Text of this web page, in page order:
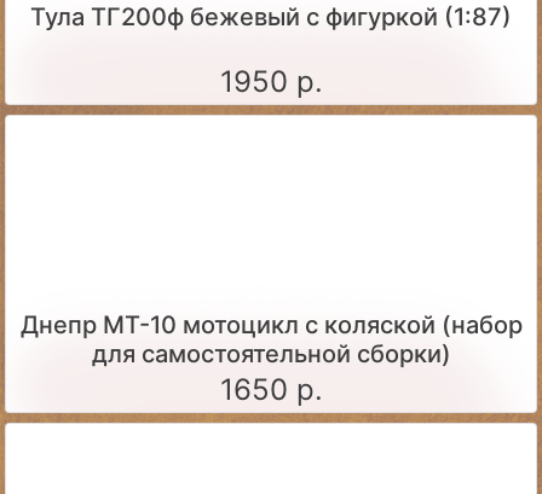
Тула ТГ200ф бежевый с фигуркой (1:87)
1950 р.
Днепр МТ-10 мотоцикл с коляской (набор
для самостоятельной сборки)
1650 р.